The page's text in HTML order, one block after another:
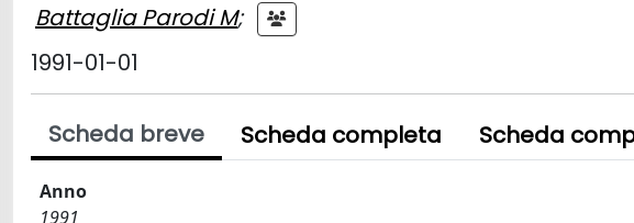
Battaglia Parodi M;
1991-01-01
Scheda breve Scheda completa Scheda
Anno
1991